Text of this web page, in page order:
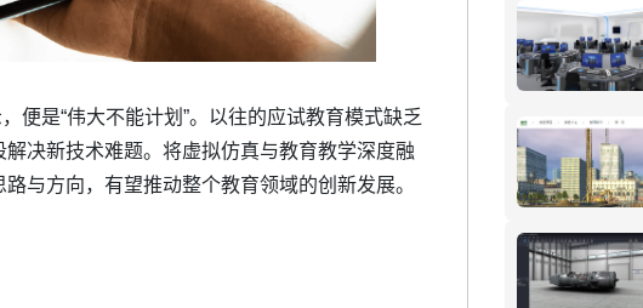
便是“伟大不能计划”。以往的应试教育模式缺乏
决新技术难题。将虚拟仿真与教育教学深度融
与方向，有望推动整个教育领域的创新发展。